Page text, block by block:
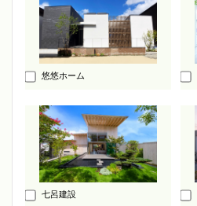
悠悠ホーム
七呂建設